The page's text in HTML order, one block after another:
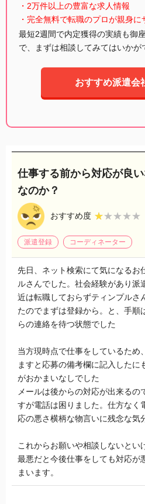
・2万件以上の豊富な求人情報
・完全無料で転職のプロが親身に
最短2週間で内定獲得の実績も御座
で、まずは相談してみてはいかが
おすすめ派遣会
仕事する前から対応が良
なのか？
おすすめ度 ★★★★★
★★★★★
派遣登録 コーディネーター
先日、ネット検索にて気になるお
ルさんでした。社会経験があり派
近は転職しておらずティンプルさ
たのでまずは登録から。と、手順
らの連絡を待つ状態でした
当方現時点で仕事をしているため
ますと応募の備考欄に記入したに
がおかまいなしでした
メールは後からの対応が出来るの
すが電話は困りました。仕方なく
応の悪さ横柄な物言いに残念な気
これからお願いや相談しないとい
最悪だと今後仕事をしても対応が
まいます。